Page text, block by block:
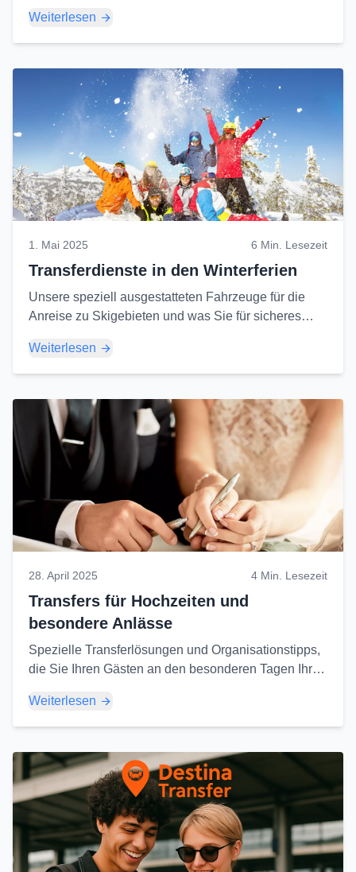
Weiterlesen
1. Mai 2025 6 Min. Lesezeit
Transferdienste in den Winterferien
Unsere speziell ausgestatteten Fahrzeuge für die
Anreise zu Skigebieten und was Sie für sicheres
Weiterlesen
28. April 2025 4 Min. Lesezeit
Transfers für Hochzeiten und
besondere Anlässe
Spezielle Transferlösungen und Organisationstipps,
die Sie Ihren Gästen an den besonderen Tagen Ihres
Weiterlesen